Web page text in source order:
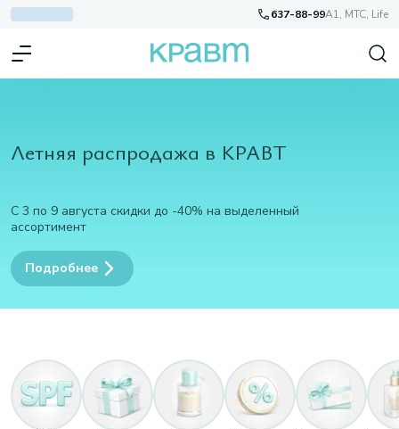
637-88-99A1, МТС, Life
Летняя распродажа в КРАВТ
С 3 по 9 августа скидки до -40% на выделенный
ассортимент
Подробнее